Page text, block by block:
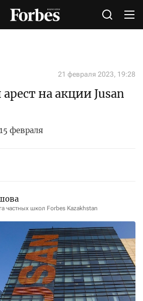
21 февраля 2023, 19:28
на акции Jusan
февраля
частных школ Forbes Kazakhstan